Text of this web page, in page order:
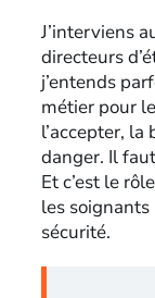
J’interviens
directeurs
j’entends
métier pour
l’accepter,
danger. Il
Et c’est le
les soignants
sécurité.